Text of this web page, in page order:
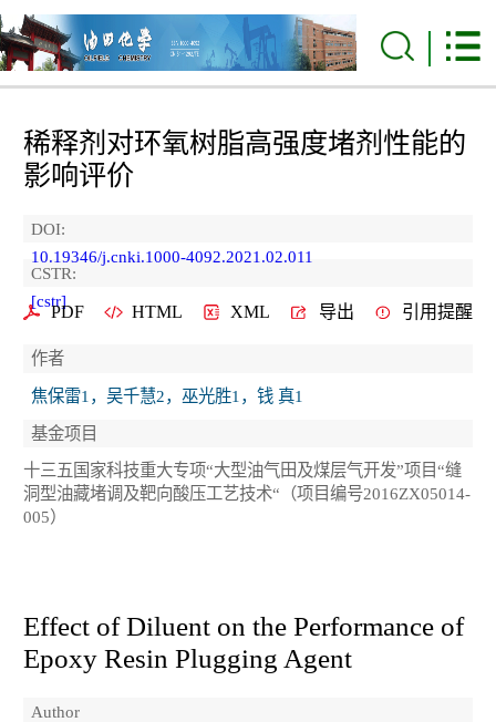
稀释剂对环氧树脂高强度堵剂性能的
影响评价
DOI:
10.19346/j.cnki.1000-4092.2021.02.011
CSTR:
[cstr]
PDF HTML XML 导出 引用提醒
作者
焦保雷1，吴千慧2，巫光胜1，钱 真1
基金项目
十三五国家科技重大专项“大型油气田及煤层气开发”项目“缝
洞型油藏堵调及靶向酸压工艺技术“（项目编号2016ZX05014-
005）
Effect of Diluent on the Performance of
Epoxy Resin Plugging Agent
Author